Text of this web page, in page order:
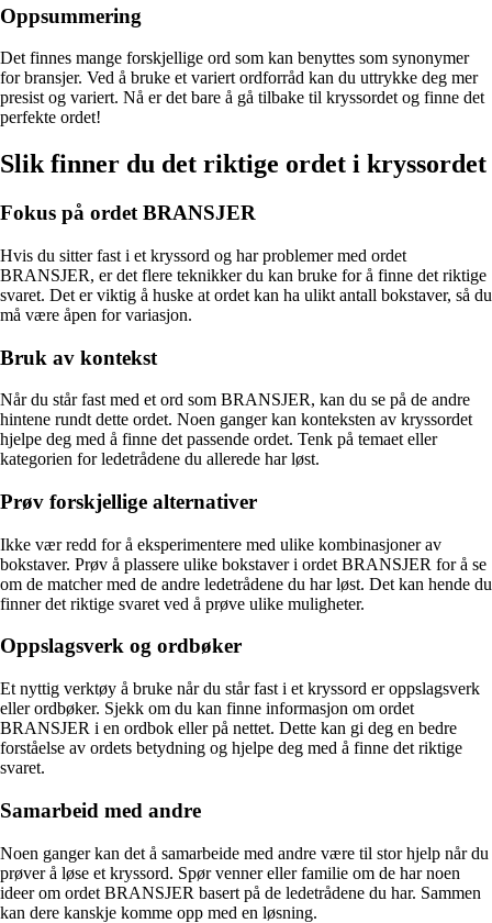
Oppsummering
Det finnes mange forskjellige ord som kan benyttes som synonymer
for bransjer. Ved å bruke et variert ordforråd kan du uttrykke deg mer
presist og variert. Nå er det bare å gå tilbake til kryssordet og finne det
perfekte ordet!
Slik finner du det riktige ordet i kryssordet
Fokus på ordet BRANSJER
Hvis du sitter fast i et kryssord og har problemer med ordet
BRANSJER, er det flere teknikker du kan bruke for å finne det riktige
svaret. Det er viktig å huske at ordet kan ha ulikt antall bokstaver, så du
må være åpen for variasjon.
Bruk av kontekst
Når du står fast med et ord som BRANSJER, kan du se på de andre
hintene rundt dette ordet. Noen ganger kan konteksten av kryssordet
hjelpe deg med å finne det passende ordet. Tenk på temaet eller
kategorien for ledetrådene du allerede har løst.
Prøv forskjellige alternativer
Ikke vær redd for å eksperimentere med ulike kombinasjoner av
bokstaver. Prøv å plassere ulike bokstaver i ordet BRANSJER for å se
om de matcher med de andre ledetrådene du har løst. Det kan hende du
finner det riktige svaret ved å prøve ulike muligheter.
Oppslagsverk og ordbøker
Et nyttig verktøy å bruke når du står fast i et kryssord er oppslagsverk
eller ordbøker. Sjekk om du kan finne informasjon om ordet
BRANSJER i en ordbok eller på nettet. Dette kan gi deg en bedre
forståelse av ordets betydning og hjelpe deg med å finne det riktige
svaret.
Samarbeid med andre
Noen ganger kan det å samarbeide med andre være til stor hjelp når du
prøver å løse et kryssord. Spør venner eller familie om de har noen
ideer om ordet BRANSJER basert på de ledetrådene du har. Sammen
kan dere kanskje komme opp med en løsning.